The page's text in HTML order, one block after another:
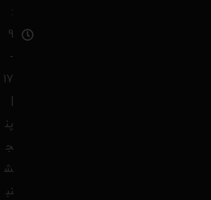
:
9
-
17
پن
ج
ش
نب